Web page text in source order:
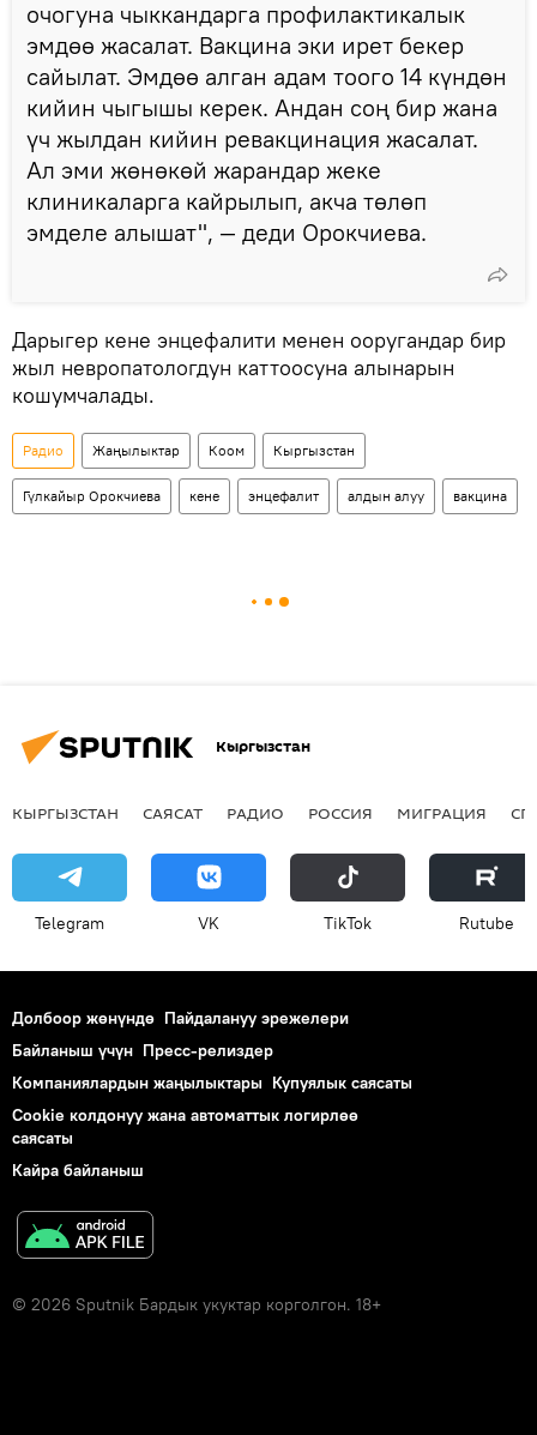
очогуна чыккандарга профилактикалык
эмдөө жасалат. Вакцина эки ирет бекер
сайылат. Эмдөө алган адам тоого 14 күндөн
кийин чыгышы керек. Андан соң бир жана
үч жылдан кийин ревакцинация жасалат.
Ал эми жөнөкөй жарандар жеке
клиникаларга кайрылып, акча төлөп
эмделе алышат", — деди Орокчиева.
Дарыгер кене энцефалити менен ооругандар бир
жыл невропатологдун каттоосуна алынарын
кошумчалады.
Радио Жаңылыктар Коом Кыргызстан
Гүлкайыр Орокчиева кене энцефалит алдын алуу вакцина
Кыргызстан
КЫРГЫЗСТАН САЯСАТ РАДИО РОССИЯ МИГРАЦИЯ
Telegram VK ТikТоk Rutube
Долбоор жөнүндө Пайдалануу эрежелери
Байланыш үчүн Пресс-релиздер
Компаниялардын жаңылыктары Купуялык саясаты
Cookie колдонуу жана автоматтык логирлөө
саясаты
Кайра байланыш
© 2026 Sputnik Бардык укуктар корголгон. 18+